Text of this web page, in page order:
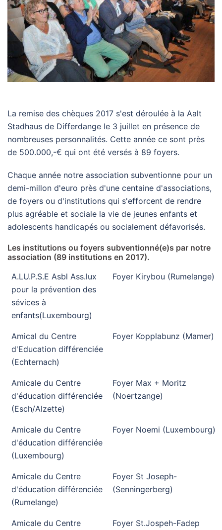
La remise des chèques 2017 s'est déroulée à la Aalt
Stadhaus de Differdange le 3 juillet en présence de
nombreuses personnalités. Cette année ce sont près
de 500.000,-€ qui ont été versés à 89 foyers.
Chaque année notre association subventionne pour un
demi-millon d'euro près d'une centaine d'associations,
de foyers ou d'institutions qui s'efforcent de rendre
plus agréable et sociale la vie de jeunes enfants et
adolescents handicapés ou socialement défavorisés.
Les institutions ou foyers subventionné(e)s par notre
association (89 institutions en 2017).
A.LU.P.S.E Asbl Ass.lux
pour la prévention des
sévices à
enfants(Luxembourg)
Foyer Kirybou (Rumelange)
Amical du Centre
d'Education différenciée
(Echternach)
Foyer Kopplabunz (Mamer)
Amicale du Centre
d'éducation différenciée
(Esch/Alzette)
Foyer Max + Moritz
(Noertzange)
Amicale du Centre
d'éducation différenciée
(Luxembourg)
Foyer Noemi (Luxembourg)
Amicale du Centre
d'éducation différenciée
(Rumelange)
Foyer St Joseph-
(Senningerberg)
Amicale du Centre
Foyer St.Jospeh-Fadep